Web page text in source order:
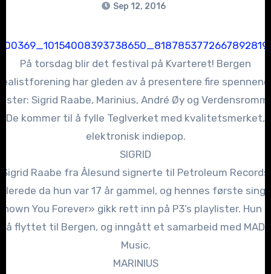
Sep 12, 2016
På torsdag blir det festival på Kvarteret! Bergen
har gleden av å presentere fire
Sigrid Raabe, Marinius, André Øy og
De kommer til å fylle Teglverket med kvalitetsmerket,
elektronisk indiepop.
SIGRID
Sigrid Raabe fra Ålesund signerte til Petroleum Records
da hun var 17 år gammel, og hennes første
You Forever» gikk rett inn på P3’s playlister. Hun
nå flyttet til Bergen, og inngått et samarbeid med MADE
Music.
MARINIUS